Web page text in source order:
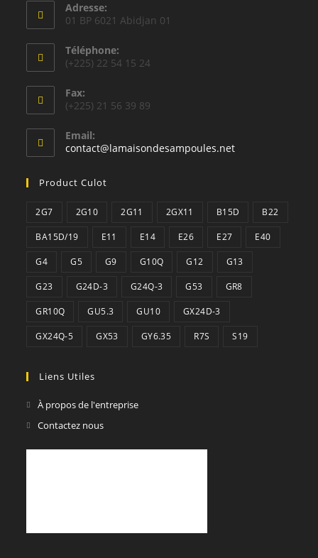
Adresse:
01 BP 6021 Abidjan 01
Téléphone:
(+225) 22 54 15 24
Fax:
(+225) 21 56 39 89
Email:
contact@lamaisondesampoules.netS’ouvre
Product Culot
2G7 2G10 2G11 2GX11 B15D B22
BA15D/19 E11 E14 E26 E27 E40
G4 G5 G9 G10Q G12 G13
G23 G24D-3 G24Q-3 G53 GR8
GR10Q GU5.3 GU10 GX24D-3
GX24Q-5 GX53 GY6.35 R7S S19
Liens Utiles
À propos de l'entreprise
Contactez nous